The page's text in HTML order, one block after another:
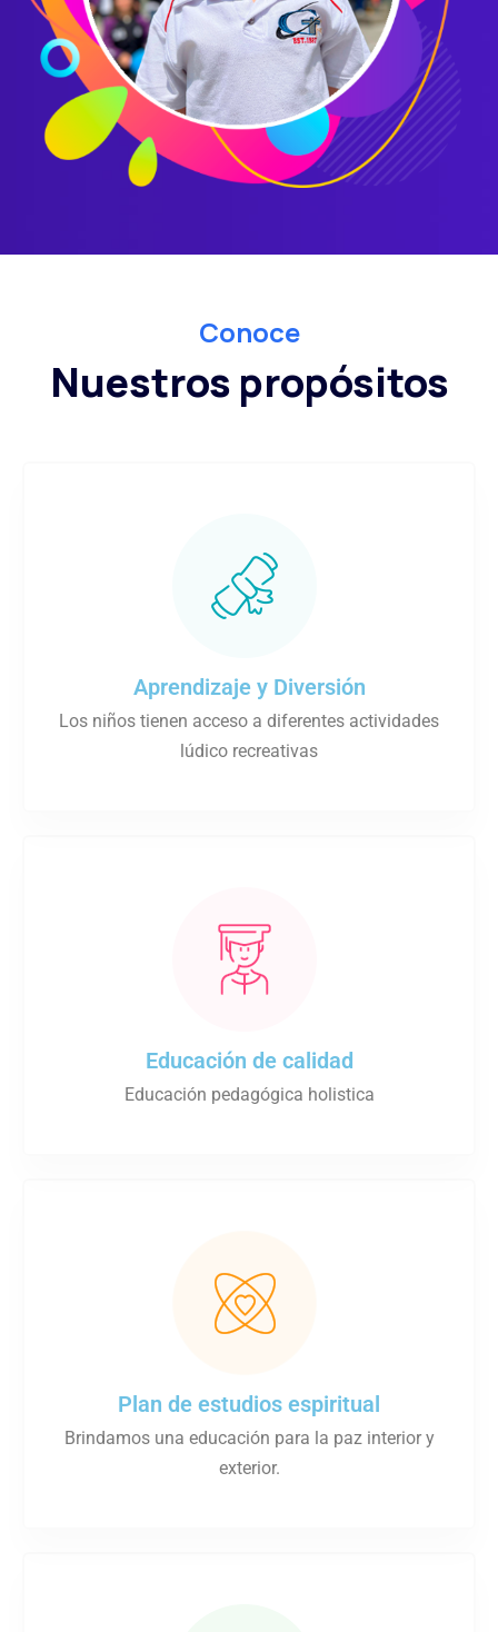
Conoce
Nuestros propósitos
Aprendizaje y Diversión
Los niños tienen acceso a diferentes actividades
lúdico recreativas
Educación de calidad
Educación pedagógica holistica
Plan de estudios espiritual
Brindamos una educación para la paz interior y
exterior.